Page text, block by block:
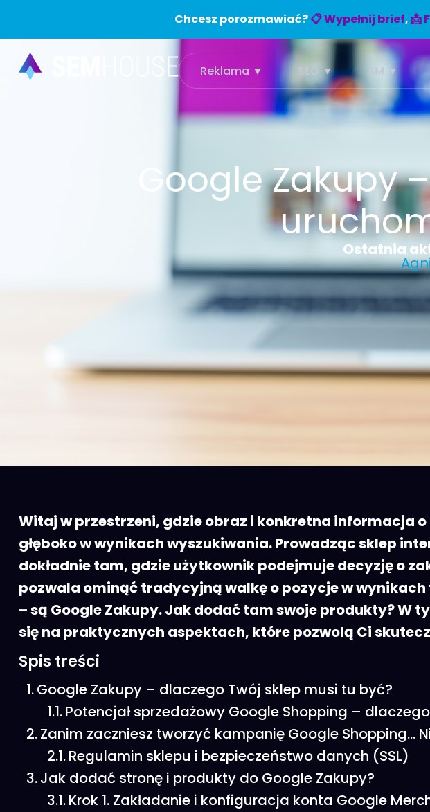
Chcesz porozmawiać?📋 Wypełnij brief, 📩
Reklama ▼ SEO ▼ SM ▼
Google
Ostatnia
Witaj w przestrzeni, gdzie obraz i konkretna informacja
głęboko w wynikach wyszukiwania. Prowadząc sklep
dokładnie tam, gdzie użytkownik podejmuje decyzję o
pozwala ominąć tradycyjną walkę o pozycje w
– są Google Zakupy. Jak dodać tam swoje produkty? W
się na praktycznych aspektach, które pozwolą Ci
Spis treści
Google Zakupy – dlaczego Twój sklep musi tu być?
Potencjał sprzedażowy Google Shopping –
Zanim zaczniesz tworzyć kampanię Google Shopping…
Regulamin sklepu i bezpieczeństwo danych (SSL)
Jak dodać stronę i produkty do Google Zakupy?
Krok 1. Zakładanie i konfiguracja konta Google